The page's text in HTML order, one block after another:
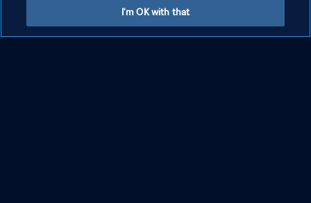
I'm OK with that